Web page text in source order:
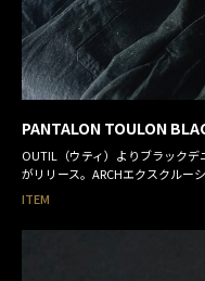
PANTALON TOULON
OUTIL（ウティ）よりブラック
がリリース。ARCHエクスクルー
ITEM